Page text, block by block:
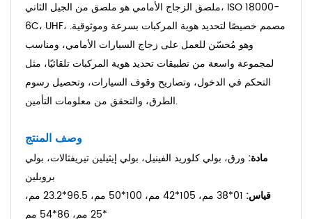
ملصق الزجاج الأمامي هو ملصق من الجيل الثاني، ISO 18000-
6C، UHF، مصمم خصيصًا لتحديد هوية المركبات بسرعة وموثوقية.
وهو مُحسّن للعمل على زجاج السيارات الأمامي، ومناسب
لمجموعة واسعة من تطبيقات تحديد هوية المركبات تلقائيًا، مثل
التحكم في الدخول، وتصاريح وقوف السيارات، وتحصيل رسوم
الطرق، والتحقق من معلومات التأمين.
وصف المنتج
مادة: ورق، بولي كلوريد الفينيل، بولي إيثيلين تيريفثالات، بولي
بروبلين
قياس:
01*38 مم، 105*42 مم، 100*50 مم، 96.5*23.2 مم،